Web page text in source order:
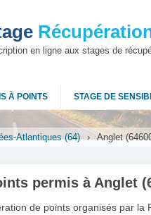
en ligne aux stages de
À POINTS STAGE DE
Atlantiques (64) › Anglet
permis à Anglet
de points organisés par la